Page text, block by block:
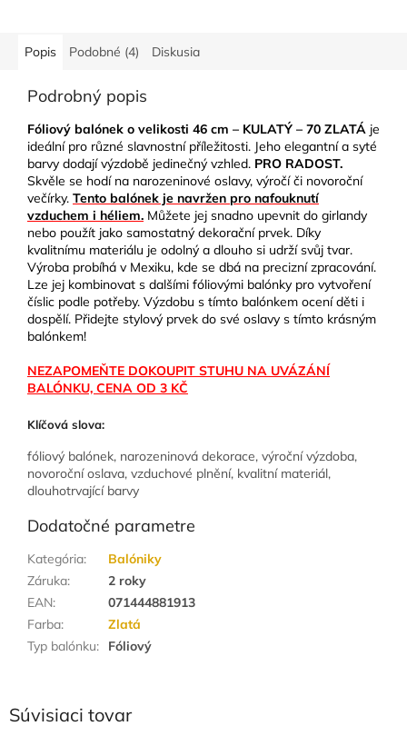
Súvisiaci tovar
Popis Podobné (4) Diskusia
Podrobný popis
Fóliový balónek o velikosti 46 cm – KULATÝ – 70 ZLATÁ je
ideální pro různé slavnostní příležitosti. Jeho elegantní a syté
barvy dodají výzdobě jedinečný vzhled. PRO RADOST.
Skvěle se hodí na narozeninové oslavy, výročí či novoroční
večírky. Tento balónek je navržen pro nafouknutí
vzduchem i héliem. Můžete jej snadno upevnit do girlandy
nebo použít jako samostatný dekorační prvek. Díky
kvalitnímu materiálu je odolný a dlouho si udrží svůj tvar.
Výroba probíhá v Mexiku, kde se dbá na precizní zpracování.
Lze jej kombinovat s dalšími fóliovými balónky pro vytvoření
číslic podle potřeby. Výzdobu s tímto balónkem ocení děti i
dospělí. Přidejte stylový prvek do své oslavy s tímto krásným
balónkem!
NEZAPOMEŇTE DOKOUPIT STUHU NA UVÁZÁNÍ
BALÓNKU, CENA OD 3 KČ
Klíčová slova:
fóliový balónek, narozeninová dekorace, výroční výzdoba,
novoroční oslava, vzduchové plnění, kvalitní materiál,
dlouhotrvající barvy
Dodatočné parametre
Kategória:
Balóniky
Záruka:
2 roky
EAN:
071444881913
Farba:
Zlatá
Typ balónku: Fóliový